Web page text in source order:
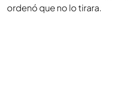
ordenó que no lo tirara.